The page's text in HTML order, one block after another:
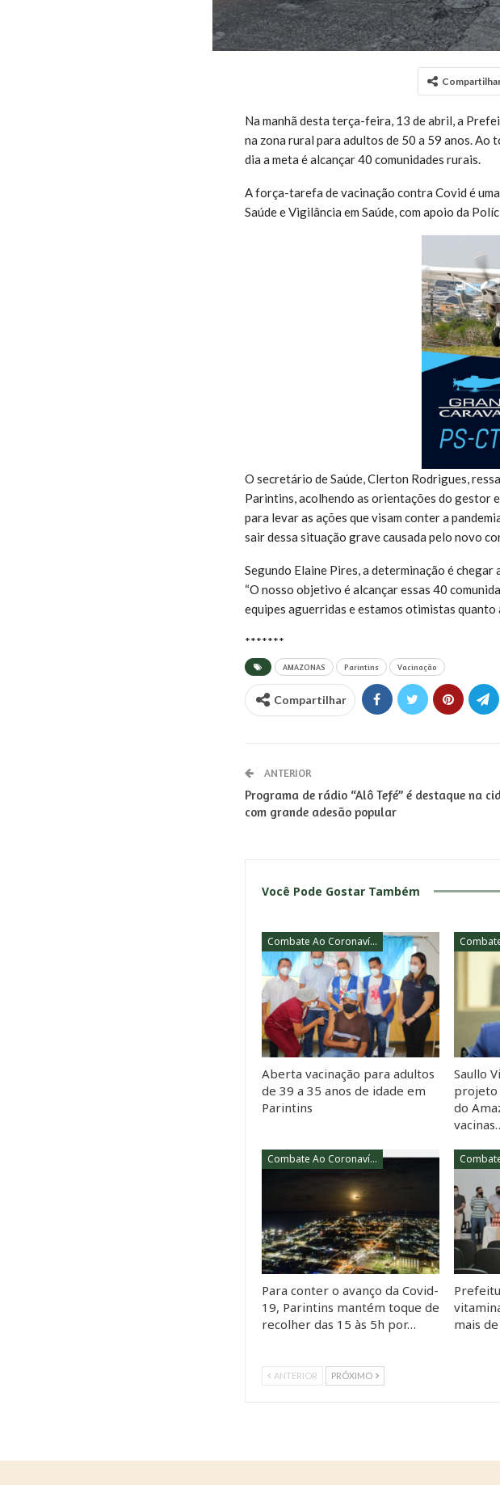
Na manhã desta terça-feira, 13 de abril, a
na zona rural para adultos de 50 a 59 anos. Ao
dia a meta é alcançar 40 comunidades rurais.
A força-tarefa de vacinação contra Covid é
Saúde e Vigilância em Saúde, com apoio da
O secretário de Saúde, Clerton Rodrigues,
Parintins, acolhendo as orientações do gestor
para levar as ações que visam conter a
sair dessa situação grave causada pelo novo
Segundo Elaine Pires, a determinação é
“O nosso objetivo é alcançar essas 40
equipes aguerridas e estamos otimistas quanto
*******
AMAZONAS Parintins Vacinação
Compartilhar
ANTERIOR
Programa de rádio “Alô Tefé” é destaque na
com grande adesão popular
Você Pode Gostar Também
Combate Ao Coronavírus
Aberta vacinação para adultos
de 39 a 35 anos de idade em
Parintins
Saullo
projeto
do
Combate Ao Coronavírus
Para conter o avanço da Covid-
19, Parintins mantém toque de
recolher das 15 às 5h por…
mais
ANTERIOR PRÓXIMO